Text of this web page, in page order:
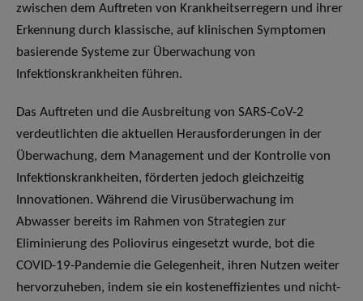
zwischen dem Auftreten von Krankheitserregern und ihrer
Erkennung durch klassische, auf klinischen Symptomen
basierende Systeme zur Überwachung von
Infektionskrankheiten führen.
Das Auftreten und die Ausbreitung von SARS-CoV-2
verdeutlichten die aktuellen Herausforderungen in der
Überwachung, dem Management und der Kontrolle von
Infektionskrankheiten, förderten jedoch gleichzeitig
Innovationen. Während die Virusüberwachung im
Abwasser bereits im Rahmen von Strategien zur
Eliminierung des Poliovirus eingesetzt wurde, bot die
COVID-19-Pandemie die Gelegenheit, ihren Nutzen weiter
hervorzuheben, indem sie ein kosteneffizientes und nicht-